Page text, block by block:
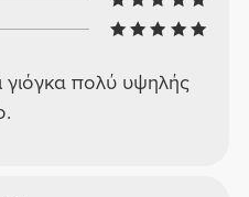
γιόγκα πολύ υψηλής